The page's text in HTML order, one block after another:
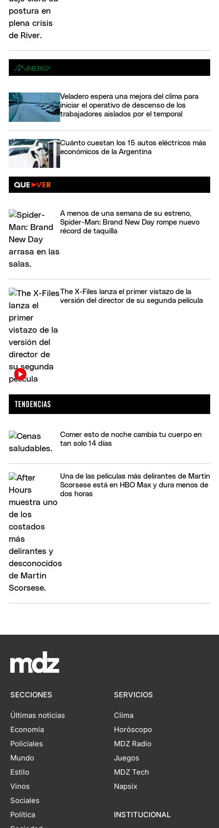
Veladero espera una mejora del clima para
iniciar el operativo de descenso de los
trabajadores aislados por el temporal
Cuánto cuestan los 15 autos eléctricos más
económicos de la Argentina
A menos de una semana de su estreno,
Spider-Man: Brand New Day rompe nuevo
récord de taquilla
The X-Files lanza el primer vistazo de la
versión del director de su segunda película
Comer esto de noche cambia tu cuerpo en
tan solo 14 días
Una de las películas más delirantes de Martin
Scorsese está en HBO Max y dura menos de
dos horas
SECCIONES
Últimas noticias
Economía
Policiales
Mundo
Estilo
Vinos
Sociales
Política
SERVICIOS
Clima
Horóscopo
MDZ Radio
Juegos
MDZ Tech
Napsix
INSTITUCIONAL